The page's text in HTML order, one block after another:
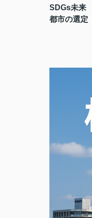
SDGs未来
都市の選定